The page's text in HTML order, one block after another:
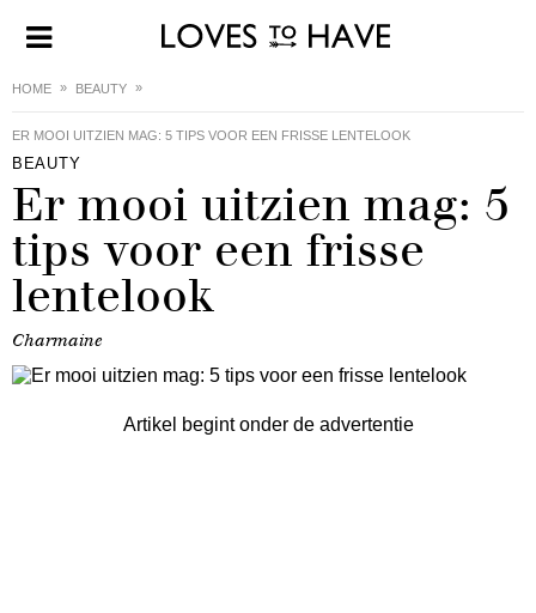
HOME BEAUTY
ER MOOI UITZIEN MAG: 5 TIPS VOOR EEN FRISSE LENTELOOK
BEAUTY
Er mooi uitzien mag: 5
tips voor een frisse
lentelook
Charmaine
Artikel begint onder de advertentie